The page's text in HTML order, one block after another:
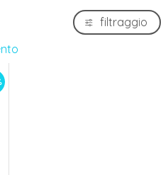
filtraggio